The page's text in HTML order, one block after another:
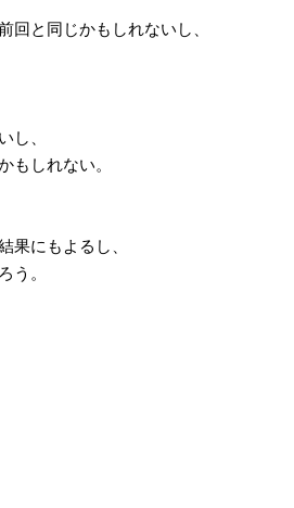
回と同じかもしれないし、
し、
もしれない。
果にもよるし、
う。